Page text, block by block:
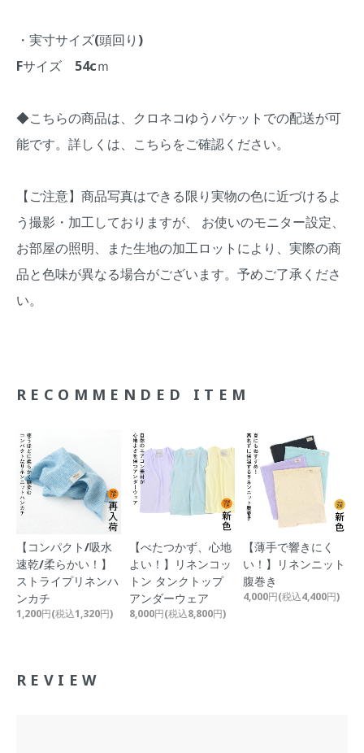
・実寸サイズ(頭回り)
Fサイズ 54cｍ
◆こちらの商品は、クロネコゆうパケットでの配送が可
能です。詳しくは、 こちらをご確認ください。
【ご注意】商品写真はできる限り実物の色に近づけるよ
う撮影・加工しておりますが、 お使いのモニター設定、
お部屋の照明、また生地の加工ロットにより、実際の商
品と色味が異なる場合がございます。予めご了承くださ
い。
RECOMMENDED ITEM
【コンパクト/吸水
速乾/柔らかい！】
ストライプリネンハ
ンカチ
1,200円(税込1,320円)
【べたつかず、心地
よい！】リネンコッ
トン タンクトップ
アンダーウェア
8,000円(税込8,800円)
【薄手で響きにく
い！】リネンニット
腹巻き
4,000円(税込4,400円)
REVIEW